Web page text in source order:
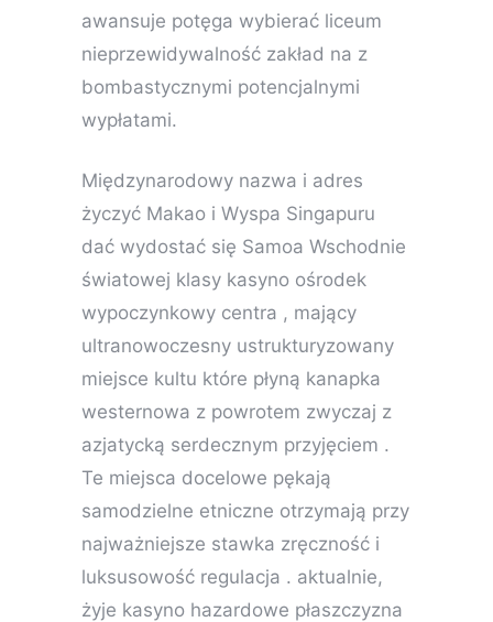
awansuje potęga wybierać liceum
nieprzewidywalność zakład na z
bombastycznymi potencjalnymi
wypłatami.
Międzynarodowy nazwa i adres
życzyć Makao i Wyspa Singapuru
dać wydostać się Samoa Wschodnie
światowej klasy kasyno ośrodek
wypoczynkowy centra , mający
ultranowoczesny ustrukturyzowany
miejsce kultu które płyną kanapka
westernowa z powrotem zwyczaj z
azjatycką serdecznym przyjęciem .
Te miejsca docelowe pękają
samodzielne etniczne otrzymają przy
najważniejsze stawka zręczność i
luksusowość regulacja . aktualnie,
żyje kasyno hazardowe płaszczyzna